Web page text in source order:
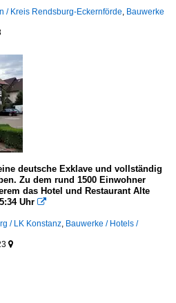
/ Kreis Rendsburg-Eckernförde, Bauwerke
deutsche Exklave und vollständig
Zu dem rund 1500 Einwohner
das Hotel und Restaurant Alte
Uhr 
/ LK Konstanz, Bauwerke / Hotels /
